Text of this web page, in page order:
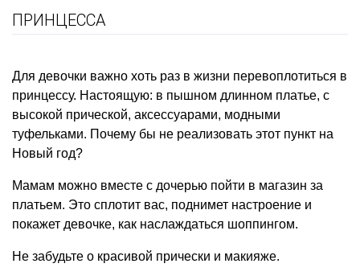
ПРИНЦЕССА
Для девочки важно хоть раз в жизни перевоплотиться в
принцессу. Настоящую: в пышном длинном платье, с
высокой прической, аксессуарами, модными
туфельками. Почему бы не реализовать этот пункт на
Новый год?
Мамам можно вместе с дочерью пойти в магазин за
платьем. Это сплотит вас, поднимет настроение и
покажет девочке, как наслаждаться шоппингом.
Не забудьте о красивой прически и макияже.